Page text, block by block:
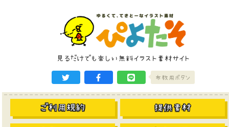
見るだけでも楽しい無料イラスト素材サイト
布教用ボタン
ご利用規約 提供素材